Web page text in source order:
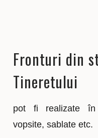
Fronturi din
Tineretului
pot fi realizate în
vopsite, sablate etc.